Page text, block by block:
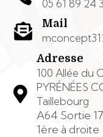
05 61 89 24
 Mail

Adresse
100 Allée du
PYRÉNÉES
Taillebourg
A64 Sortie
1ère à droite